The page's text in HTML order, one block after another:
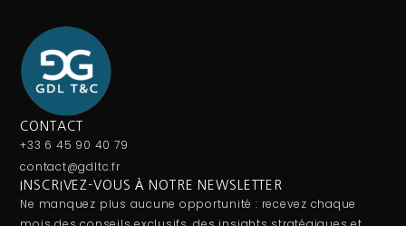
CONTACT
+33 6 45 90 40 79
contact@gdltc.fr
INSCRIVEZ-VOUS À NOTRE NEWSLETTER
Ne manquez plus aucune opportunité : recevez chaque